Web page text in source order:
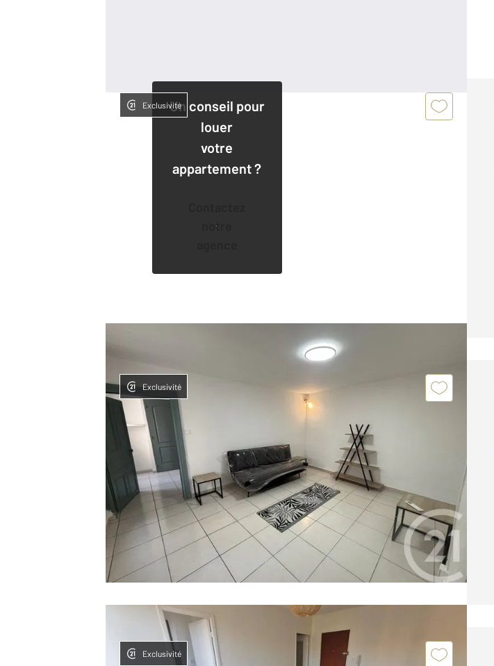
Un conseil pour
louer
votre
appartement ?
notre
Exclusivité
Exclusivité
Exclusivité